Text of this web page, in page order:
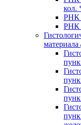
кол.
РНК
РНК
материала